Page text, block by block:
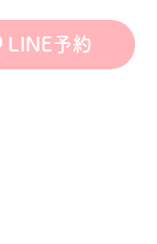
LINE予約